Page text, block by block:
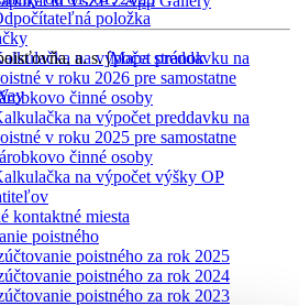
položka
na výpočet preddavku na
v roku 2026 pre samostatne
činné osoby
na výpočet preddavku na
v roku 2025 pre samostatne
činné osoby
na výpočet výšky OP
kontaktné miesta
poistného
poistného za rok 2025
poistného za rok 2024
poistného za rok 2023
a. s.|Mapa stránok